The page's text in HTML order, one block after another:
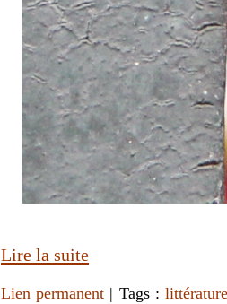
Lire la suite
Lien permanent | Tags :